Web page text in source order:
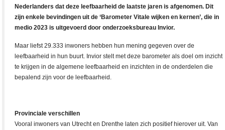
Nederlanders dat deze leefbaarheid de laatste jaren is afgenomen. Dit
zijn enkele bevindingen uit de ‘Barometer Vitale wijken en kernen’, die in
medio 2023 is uitgevoerd door onderzoeksbureau Invior.
Maar liefst 29.333 inwoners hebben hun mening gegeven over de
leefbaarheid in hun buurt. Invior stelt met deze barometer als doel om inzicht
te krijgen in de algemene leefbaarheid en inzichten in de onderdelen die
bepalend zijn voor de leefbaarheid.
Provinciale verschillen
Vooral inwoners van Utrecht en Drenthe laten zich positief hierover uit. Van